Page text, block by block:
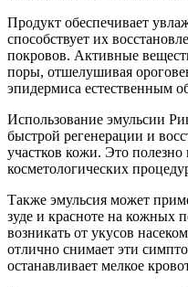
Продукт обеспечивает
способствует их
покровов. Активные
поры, отшелушивая
эпидермиса естественным
Использование эмульсии
быстрой регенерации и
участков кожи. Это
косметологических
Также эмульсия может
зуде и красноте на кожных
возникать от укусов
отлично снимает эти
останавливает мелкое